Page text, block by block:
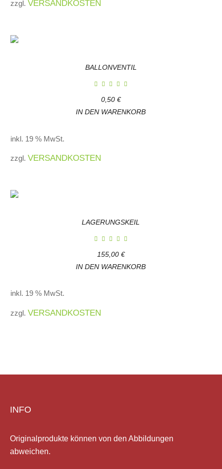
zzgl.VERSANDKOSTEN
BALLONVENTIL
0,50 €
IN DEN WARENKORB
inkl. 19 % MwSt.
zzgl.VERSANDKOSTEN
LAGERUNGSKEIL
155,00 €
IN DEN WARENKORB
inkl. 19 % MwSt.
zzgl.VERSANDKOSTEN
INFO
Originalprodukte können von den Abbildungen
abweichen.